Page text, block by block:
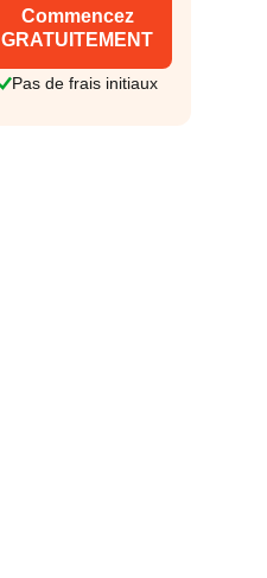
Commencez
GRATUITEMENT
Pas de frais initiaux